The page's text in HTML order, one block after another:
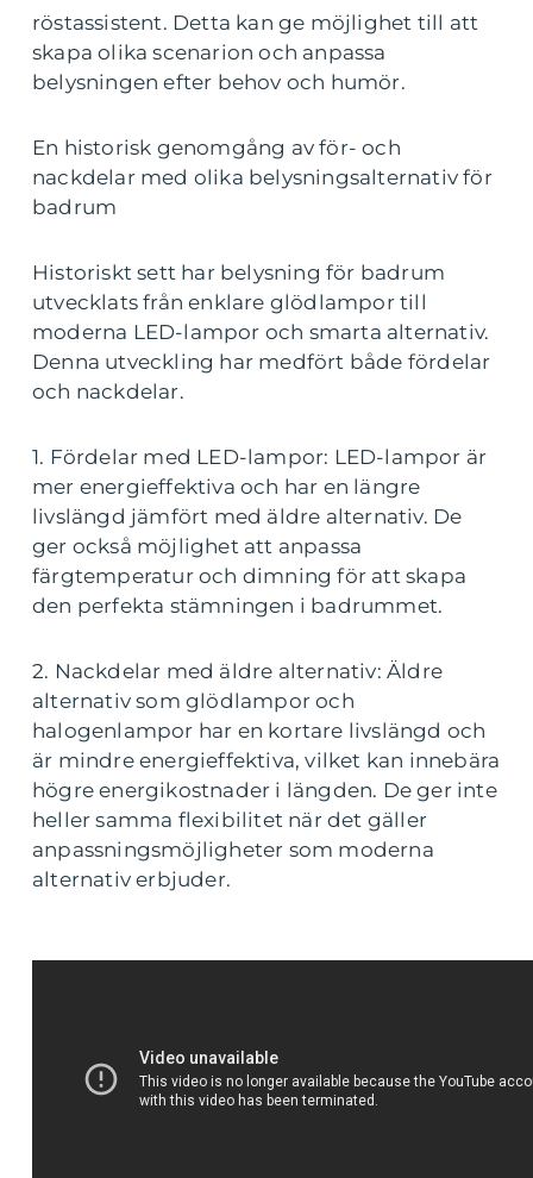
röstassistent. Detta kan ge möjlighet till att
skapa olika scenarion och anpassa
belysningen efter behov och humör.
En historisk genomgång av för- och
nackdelar med olika belysningsalternativ för
badrum
Historiskt sett har belysning för badrum
utvecklats från enklare glödlampor till
moderna LED-lampor och smarta alternativ.
Denna utveckling har medfört både fördelar
och nackdelar.
1. Fördelar med LED-lampor: LED-lampor är
mer energieffektiva och har en längre
livslängd jämfört med äldre alternativ. De
ger också möjlighet att anpassa
färgtemperatur och dimning för att skapa
den perfekta stämningen i badrummet.
2. Nackdelar med äldre alternativ: Äldre
alternativ som glödlampor och
halogenlampor har en kortare livslängd och
är mindre energieffektiva, vilket kan innebära
högre energikostnader i längden. De ger inte
heller samma flexibilitet när det gäller
anpassningsmöjligheter som moderna
alternativ erbjuder.